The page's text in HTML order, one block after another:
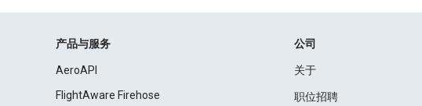
产品与服务
AeroAPI
FlightAware Firehose
公司
关于
职位招聘